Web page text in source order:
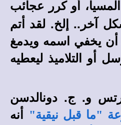
أو كرر عجائب
آخر.. إلخ. لقد أتم
يخفي اسمه ويدمغ
أو التلاميذ ليعطيه
و. ج. دونالدسن
"ما قبل نيقية" أنه